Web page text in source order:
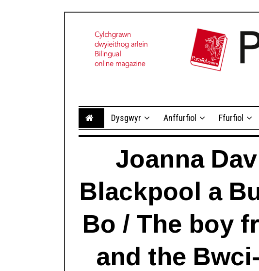
Dysgwyr Anffurfiol Ffurfiol
Joanna
Blackpool a
Bo / The boy
and the